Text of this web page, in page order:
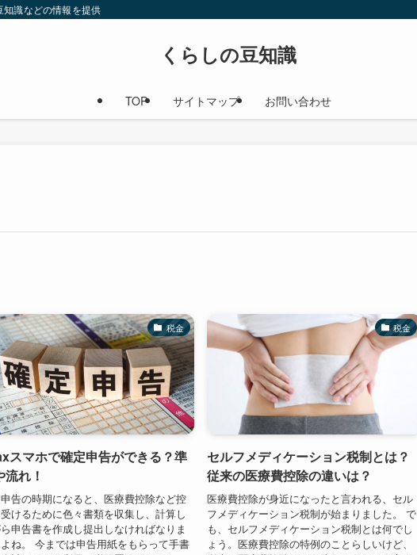
識などの情報を提供
くらしの豆知識
TOP サイトマップ お問い合わせ
税金
スマホで確定申告ができる？準
流れ！
告の時期になると、医療費控除など控
けるために色々書類を収集し、計算し
申告書を作成し提出しなければなりま
ね。 今までは申告用紙をもらって手書
税金
セルフメディケーション税制とは？
従来の医療費控除の違いは？
医療費控除が身近になったと言われる、セル
フメディケーション税制が始まりました。 で
も、セルフメディケーション税制とは何でし
ょう。医療費控除の特例のことらしいけど、